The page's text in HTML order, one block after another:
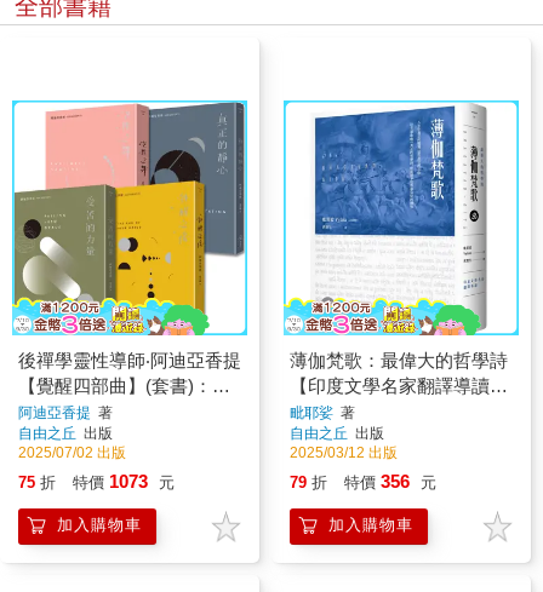
全部書籍
後禪學靈性導師‧阿迪亞香提
【覺醒四部曲】(套書)：空
性之舞＋覺醒之後＋真正的
靜心＋受苦的力量(三版)
阿迪亞香提 著
自由之丘 出版
2025/07/02 出版
75 折 特價 1073 元
加入購物車
薄伽梵歌：最偉大的哲學詩
【印度文學名家翻譯導讀】
（大地之戀燙金書衣∣精裝典
藏版）
毗耶娑 著
自由之丘 出版
2025/03/12 出版
79 折 特價 356 元
加入購物車